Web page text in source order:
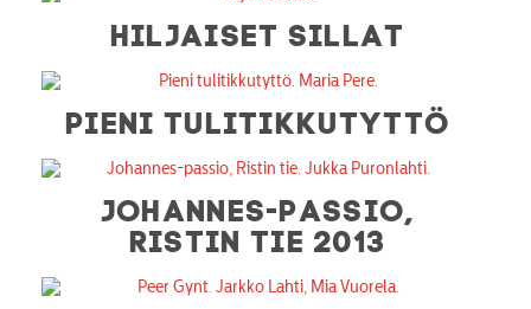
HILJAISET SILLAT
PIENI TULITIKKUTYTTÖ
JOHANNES-PASSIO,
RISTIN TIE 2013